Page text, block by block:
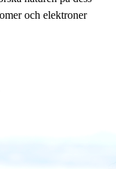
och elektroner